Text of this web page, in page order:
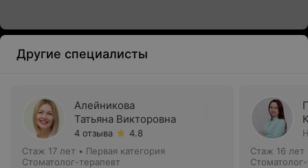
Другие специалисты
Алейникова
Татьяна Викторовна
4 отзыва
4.8
Стаж 17 лет • Первая категория
Стоматолог-терапевт
Стаж 16 лет